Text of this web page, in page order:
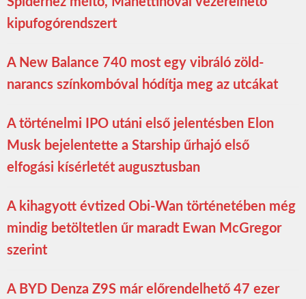
kipufogórendszert
A New Balance 740 most egy vibráló zöld-
narancs színkombóval hódítja meg az utcákat
A történelmi IPO utáni első jelentésben Elon
Musk bejelentette a Starship űrhajó első
elfogási kísérletét augusztusban
A kihagyott évtized Obi-Wan történetében még
mindig betöltetlen űr maradt Ewan McGregor
szerint
A BYD Denza Z9S már előrendelhető 47 ezer